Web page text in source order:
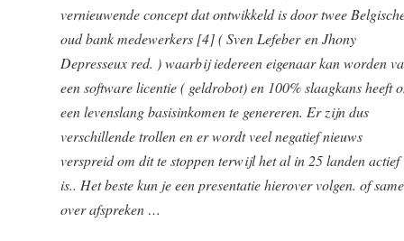
vernieuwende concept dat ontwikkeld is door twee
oud bank medewerkers [4] ( Sven Lefeber en Jhony
Depresseux red. ) waarbij iedereen eigenaar kan worden
een software licentie ( geldrobot) en 100% slaagkans heeft
een levenslang basisinkomen te genereren. Er zijn dus
verschillende trollen en er wordt veel negatief nieuws
verspreid om dit te stoppen terwijl het al in 25 landen actief
is.. Het beste kun je een presentatie hierover volgen. of
over afspreken …